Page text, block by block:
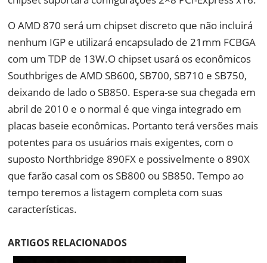
O AMD 870 será um chipset discreto que não incluirá
nenhum IGP e utilizará encapsulado de 21mm FCBGA
com um TDP de 13W.O chipset usará os econômicos
Southbriges de AMD SB600, SB700, SB710 e SB750,
deixando de lado o SB850. Espera-se sua chegada em
abril de 2010 e o normal é que vinga integrado em
placas baseie econômicas. Portanto terá versões mais
potentes para os usuários mais exigentes, com o
suposto Northbridge 890FX e possivelmente o 890X
que farão casal com os SB800 ou SB850. Tempo ao
tempo teremos a listagem completa com suas
características.
ARTIGOS RELACIONADOS